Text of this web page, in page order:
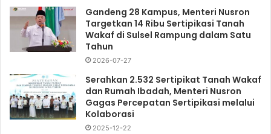
Gandeng 28 Kampus, Menteri Nusron
Targetkan 14 Ribu Sertipikasi Tanah
Wakaf di Sulsel Rampung dalam Satu
Tahun
2026-07-27
Serahkan 2.532 Sertipikat Tanah Wakaf
dan Rumah Ibadah, Menteri Nusron
Gagas Percepatan Sertipikasi melalui
Kolaborasi
2025-12-22